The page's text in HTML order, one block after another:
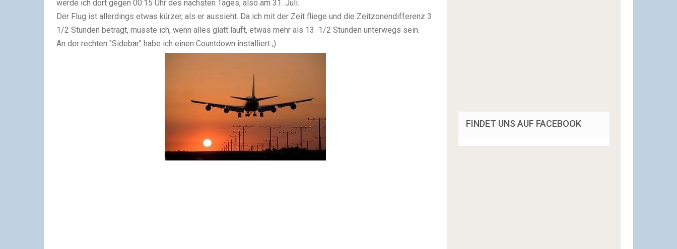
werde ich dort gegen 00:15 Uhr des nächsten Tages, also am 31. Juli.
Der Flug ist allerdings etwas kürzer, als er aussieht. Da ich mit der Zeit fliege und die Zeitzonendifferenz 3
1/2 Stunden beträgt, müsste ich, wenn alles glatt läuft, etwas mehr als 13 1/2 Stunden unterwegs sein.
An der rechten "Sidebar" habe ich einen Countdown installiert ;)
FINDET UNS AUF FACEBOOK